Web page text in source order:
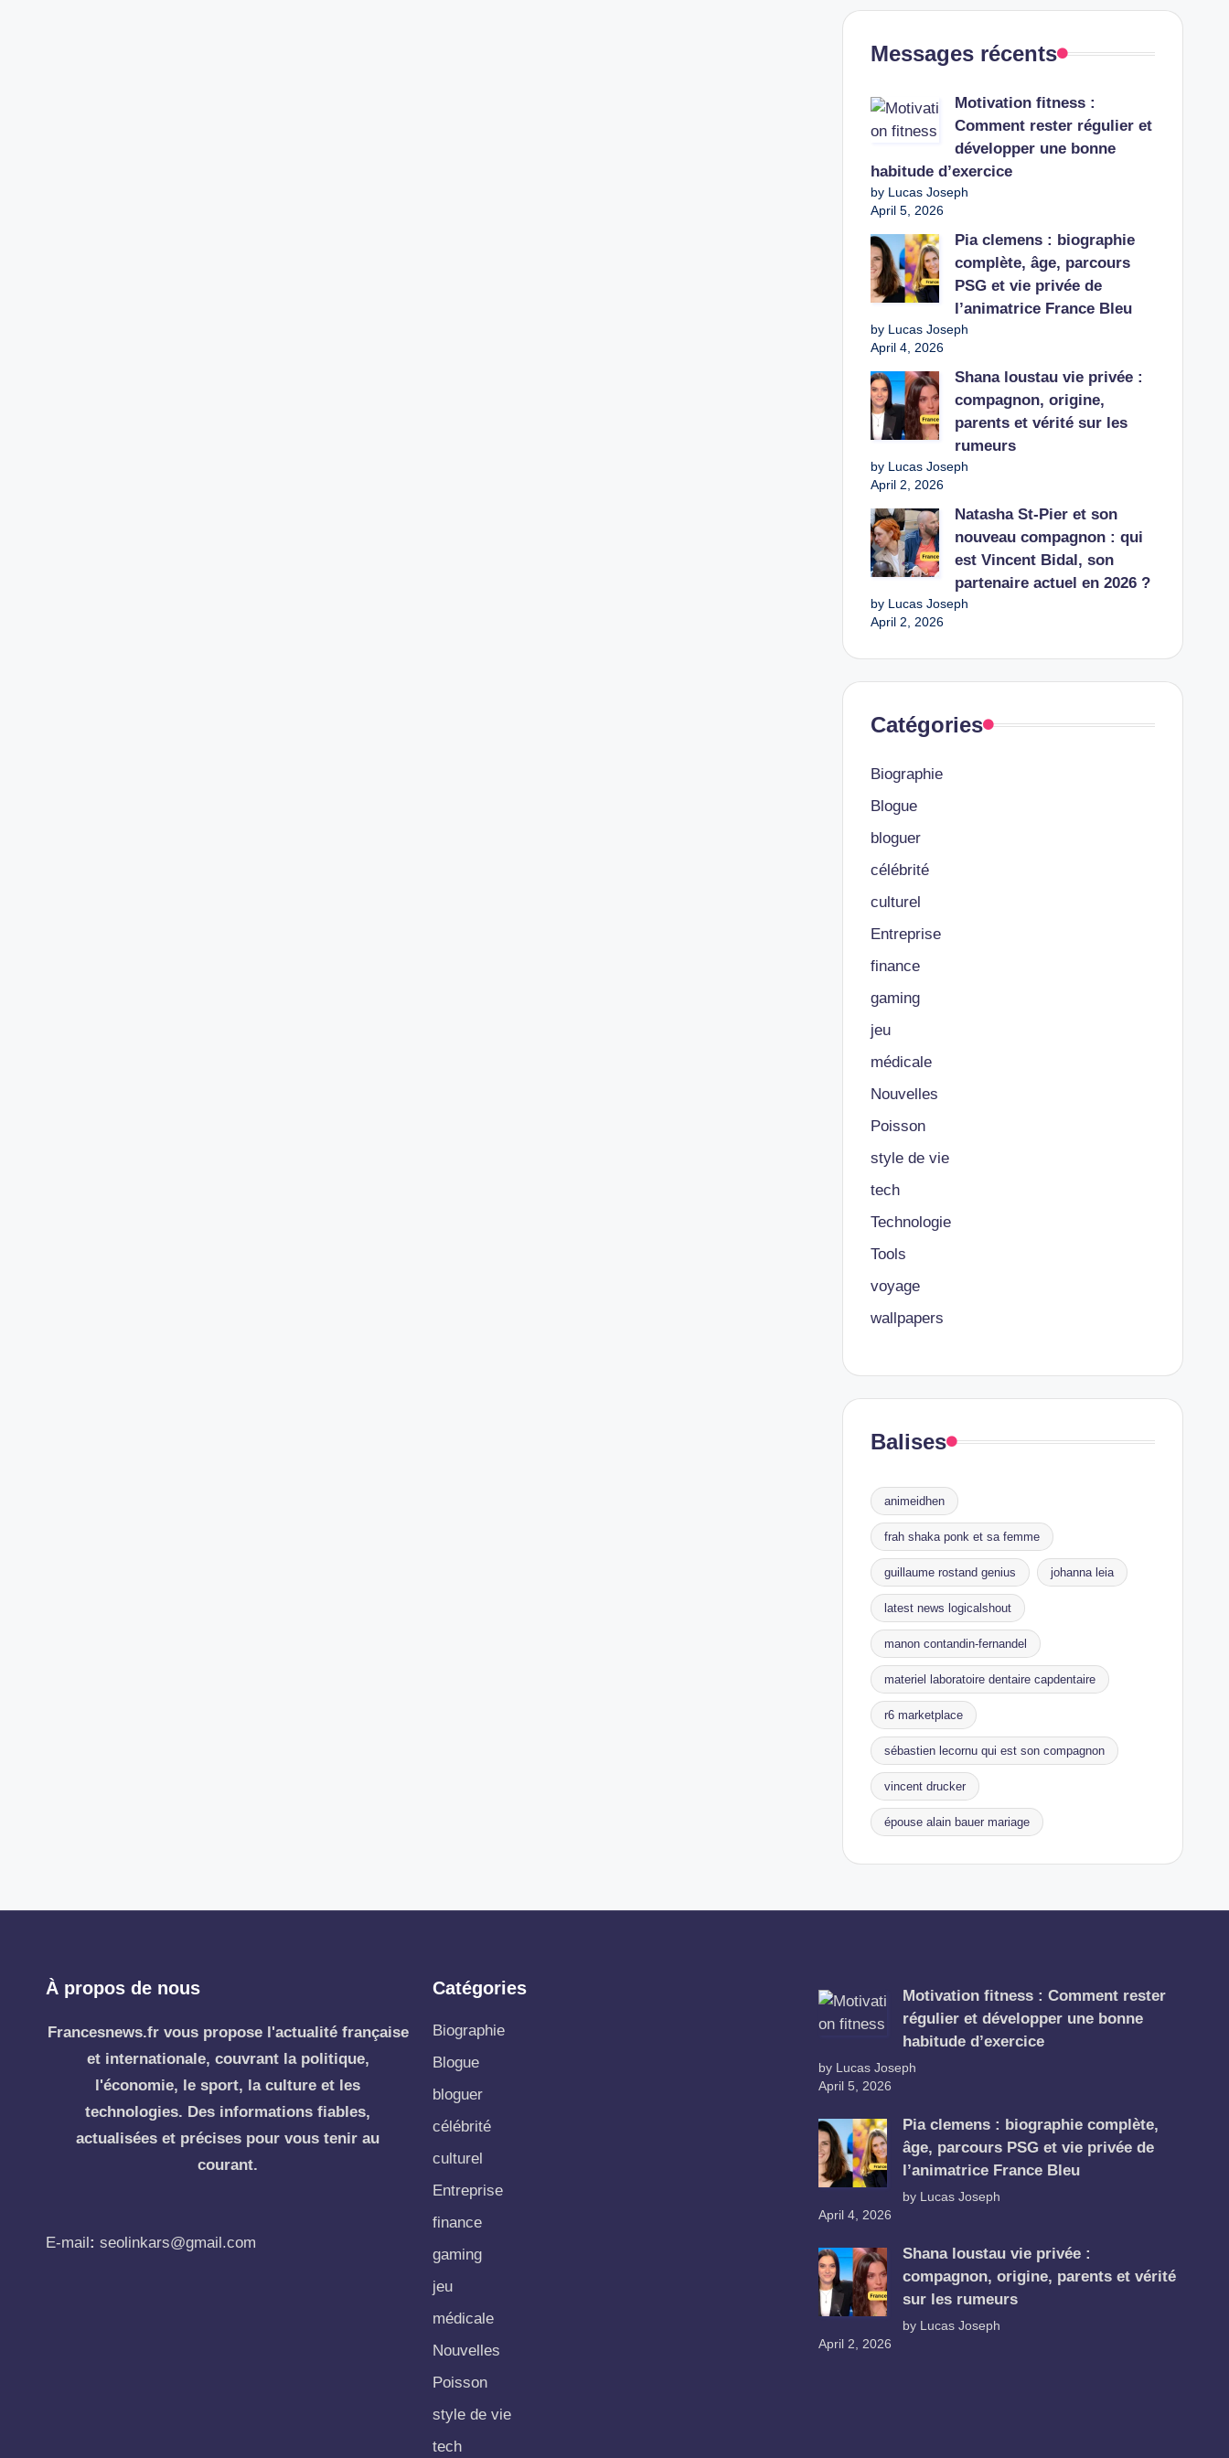
Messages récents
Motivation fitness :
Comment rester régulier et
développer une bonne
habitude d’exercice
by Lucas Joseph
April 5, 2026
Pia clemens : biographie
complète, âge, parcours
PSG et vie privée de
l’animatrice France Bleu
by Lucas Joseph
April 4, 2026
Shana loustau vie privée :
compagnon, origine,
parents et vérité sur les
rumeurs
by Lucas Joseph
April 2, 2026
Natasha St-Pier et son
nouveau compagnon : qui
est Vincent Bidal, son
partenaire actuel en 2026 ?
by Lucas Joseph
April 2, 2026
Catégories
Biographie
Blogue
bloguer
célébrité
culturel
Entreprise
finance
gaming
jeu
médicale
Nouvelles
Poisson
style de vie
tech
Technologie
Tools
voyage
wallpapers
Balises
animeidhen
frah shaka ponk et sa femme
guillaume rostand genius johanna leia
latest news logicalshout
manon contandin-fernandel
materiel laboratoire dentaire capdentaire
r6 marketplace
sébastien lecornu qui est son compagnon
vincent drucker
épouse alain bauer mariage
À propos de nous
Francesnews.fr vous propose l'actualité française
et internationale, couvrant la politique,
l'économie, le sport, la culture et les
technologies. Des informations fiables,
actualisées et précises pour vous tenir au
courant.
E-mail: seolinkars@gmail.com
Catégories
Biographie
Blogue
bloguer
célébrité
culturel
Entreprise
finance
gaming
jeu
médicale
Nouvelles
Poisson
style de vie
tech
Motivation fitness : Comment rester
régulier et développer une bonne
habitude d’exercice
by Lucas Joseph
April 5, 2026
Pia clemens : biographie complète,
âge, parcours PSG et vie privée de
l’animatrice France Bleu
by Lucas Joseph
April 4, 2026
Shana loustau vie privée :
compagnon, origine, parents et vérité
sur les rumeurs
by Lucas Joseph
April 2, 2026